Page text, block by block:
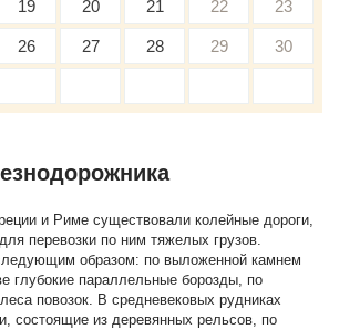
19 20 21 22 23
26 27 28 29 30
и Риме существовали колейные дороги,
перевозки по ним тяжелых грузов.
образом: по выложенной камнем
глубокие параллельные борозды, по
повозок. В средневековых рудниках
состоящие из деревянных рельсов, по